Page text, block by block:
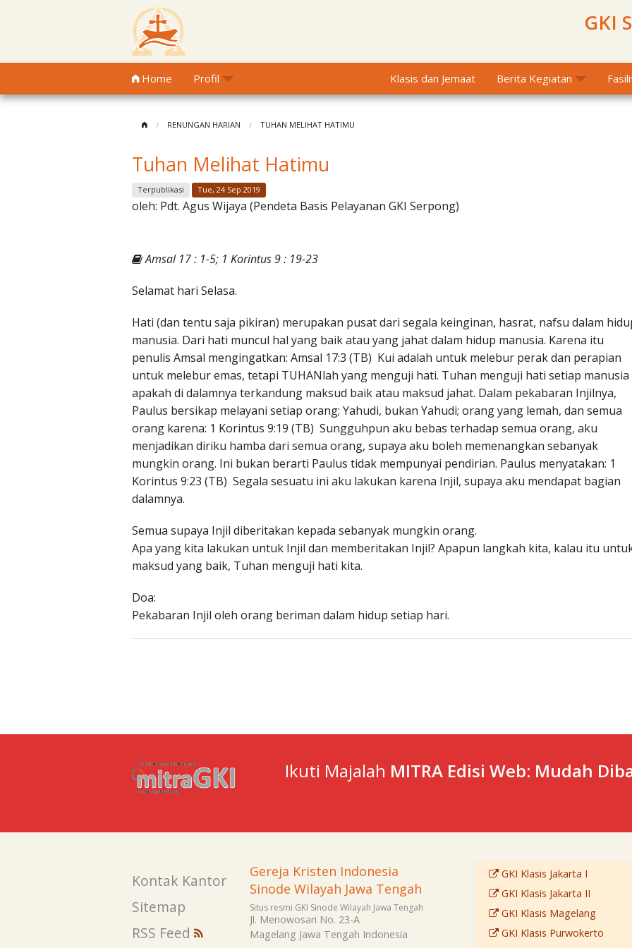
GKI
Home Profil Klasis dan Jemaat Berita Kegiatan
RENUNGAN HARIAN TUHAN MELIHAT HATIMU
Tuhan Melihat Hatimu
Terpublikasi Tue, 24 Sep 2019
oleh: Pdt. Agus Wijaya (Pendeta Basis Pelayanan GKI Serpong)
Amsal 17 : 1-5; 1 Korintus 9 : 19-23
Selamat hari Selasa.
Hati (dan tentu saja pikiran) merupakan pusat dari segala keinginan, hasrat, nafsu dalam
manusia. Dari hati muncul hal yang baik atau yang jahat dalam hidup manusia. Karena itu
penulis Amsal mengingatkan: Amsal 17:3 (TB) Kui adalah untuk melebur perak dan perapian
untuk melebur emas, tetapi TUHANlah yang menguji hati. Tuhan menguji hati setiap manusia
apakah di dalamnya terkandung maksud baik atau maksud jahat. Dalam pekabaran Injilnya,
Paulus bersikap melayani setiap orang; Yahudi, bukan Yahudi; orang yang lemah, dan semua
orang karena: 1 Korintus 9:19 (TB) Sungguhpun aku bebas terhadap semua orang, aku
menjadikan diriku hamba dari semua orang, supaya aku boleh memenangkan sebanyak
mungkin orang. Ini bukan berarti Paulus tidak mempunyai pendirian. Paulus menyatakan: 1
Korintus 9:23 (TB) Segala sesuatu ini aku lakukan karena Injil, supaya aku mendapat bagian
dalamnya.
Semua supaya Injil diberitakan kepada sebanyak mungkin orang.
Apa yang kita lakukan untuk Injil dan memberitakan Injil? Apapun langkah kita, kalau itu
maksud yang baik, Tuhan menguji hati kita.
Doa:
Pekabaran Injil oleh orang beriman dalam hidup setiap hari.
Ikuti Majalah MITRA Edisi Web: Mudah
Kontak Kantor
Sitemap
RSS Feed
Gereja Kristen Indonesia
Sinode Wilayah Jawa Tengah
Situs resmi GKI Sinode Wilayah Jawa Tengah
Jl. Menowosari No. 23-A
Magelang Jawa Tengah Indonesia
GKI Klasis Jakarta I
GKI Klasis Jakarta II
GKI Klasis Magelang
GKI Klasis Purwokerto